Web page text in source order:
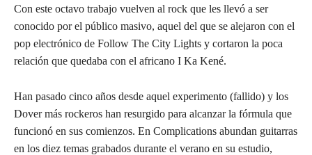
Con este octavo trabajo vuelven al rock que les llevó a ser
conocido por el público masivo, aquel del que se alejaron con el
pop electrónico de Follow The City Lights y cortaron la poca
relación que quedaba con el africano I Ka Kené.
Han pasado cinco años desde aquel experimento (fallido) y los
Dover más rockeros han resurgido para alcanzar la fórmula que
funcionó en sus comienzos. En Complications abundan guitarras
en los diez temas grabados durante el verano en su estudio,